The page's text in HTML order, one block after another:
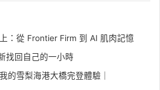
：從 Frontier Firm 到 AI 肌肉記憶
找回自己的一小時
的雪梨海港大橋完登體驗｜